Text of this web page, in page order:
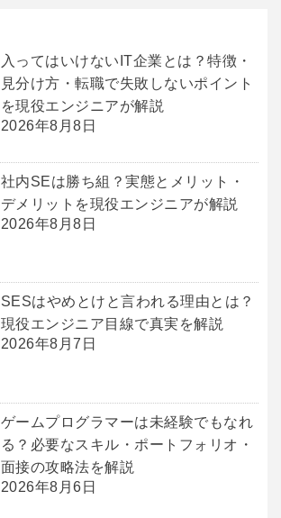
入ってはいけないIT企業とは？特徴・
見分け方・転職で失敗しないポイント
を現役エンジニアが解説
2026年8月8日
社内SEは勝ち組？実態とメリット・
デメリットを現役エンジニアが解説
2026年8月8日
SESはやめとけと言われる理由とは？
現役エンジニア目線で真実を解説
2026年8月7日
ゲームプログラマーは未経験でもなれ
る？必要なスキル・ポートフォリオ・
面接の攻略法を解説
2026年8月6日